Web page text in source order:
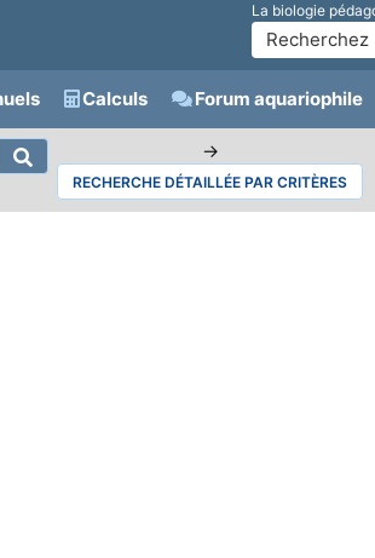
La biologie
Calculs Forum aquariophile
→
RECHERCHE DÉTAILLÉE PAR CRITÈRES